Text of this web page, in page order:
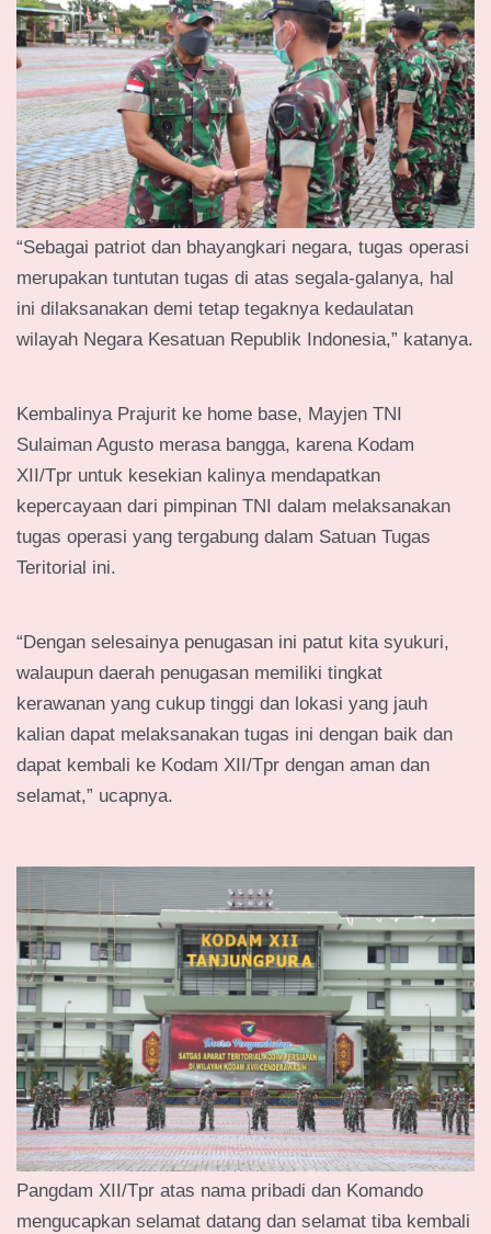
“Sebagai patriot dan bhayangkari negara, tugas operasi
merupakan tuntutan tugas di atas segala-galanya, hal
ini dilaksanakan demi tetap tegaknya kedaulatan
wilayah Negara Kesatuan Republik Indonesia,” katanya.
Kembalinya Prajurit ke home base, Mayjen TNI
Sulaiman Agusto merasa bangga, karena Kodam
XII/Tpr untuk kesekian kalinya mendapatkan
kepercayaan dari pimpinan TNI dalam melaksanakan
tugas operasi yang tergabung dalam Satuan Tugas
Teritorial ini.
“Dengan selesainya penugasan ini patut kita syukuri,
walaupun daerah penugasan memiliki tingkat
kerawanan yang cukup tinggi dan lokasi yang jauh
kalian dapat melaksanakan tugas ini dengan baik dan
dapat kembali ke Kodam XII/Tpr dengan aman dan
selamat,” ucapnya.
Pangdam XII/Tpr atas nama pribadi dan Komando
mengucapkan selamat datang dan selamat tiba kembali